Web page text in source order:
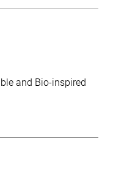
and Bio-inspired